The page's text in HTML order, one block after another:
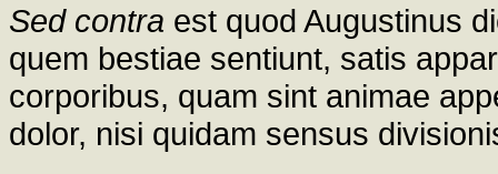
Sed contra est quod Augustinus
quem bestiae sentiunt, satis
corporibus, quam sint animae
dolor, nisi quidam sensus